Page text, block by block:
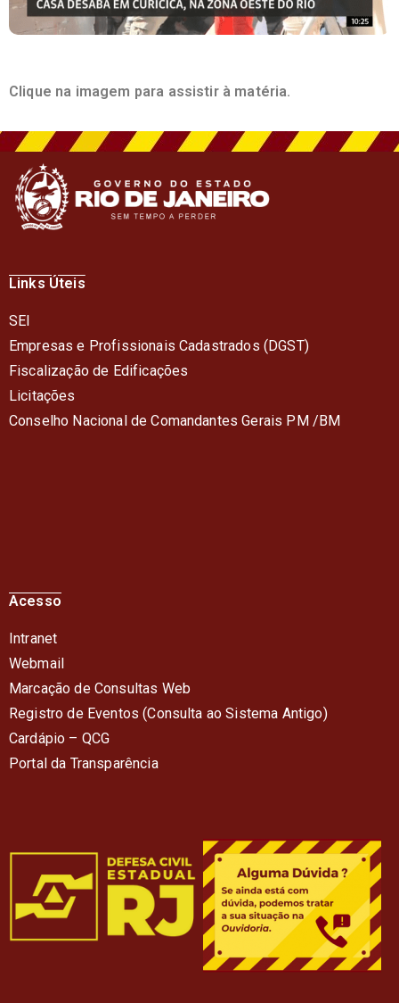
Clique na imagem para assistir à matéria.
Links Úteis
SEI
Empresas e Profissionais Cadastrados (DGST)
Fiscalização de Edificações
Licitações
Conselho Nacional de Comandantes Gerais PM /BM
Acesso
Intranet
Webmail
Marcação de Consultas Web
Registro de Eventos (Consulta ao Sistema Antigo)
Cardápio – QCG
Portal da Transparência